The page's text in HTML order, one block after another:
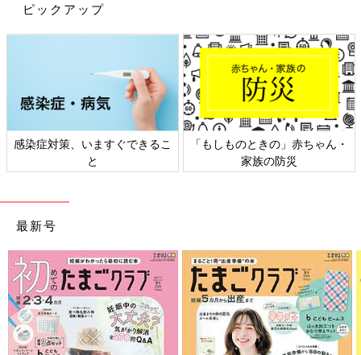
ピックアップ
感染症対策、いますぐできるこ
と
「もしものときの」赤ちゃん・
家族の防災
最新号